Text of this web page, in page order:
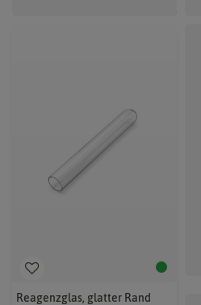
Reagenzglas, glatter Rand